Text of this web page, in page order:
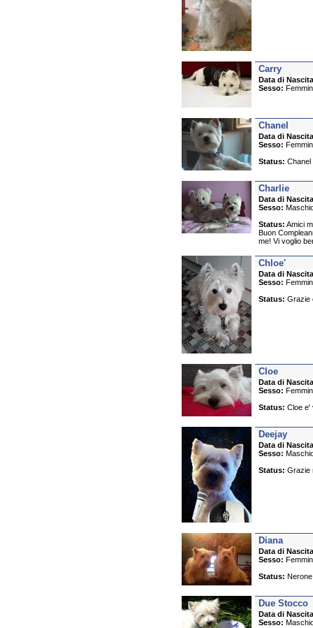
Carry
Data di
Sesso:
Chanel
Data di
Sesso:
Status: Chanel
Charlie
Data di
Sesso:
Status: Amici
Buon
me! Vi voglio
Chloe'
Data di
Sesso:
Status: Grazie
Cloe
Data di
Sesso:
Status: Cloe e'
Deejay
Data di
Sesso:
Status: Grazie
Diana
Data di
Sesso:
Status:
Due Stocco
Data di
Sesso: